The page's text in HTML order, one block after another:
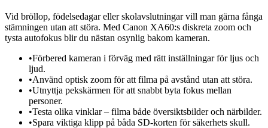
Vid bröllop, födelsedagar eller skolavslutningar vill man gärna fånga
stämningen utan att störa. Med Canon XA60:s diskreta zoom och
tysta autofokus blir du nästan osynlig bakom kameran.
•Förbered kameran i förväg med rätt inställningar för ljus och
ljud.
•Använd optisk zoom för att filma på avstånd utan att störa.
•Utnyttja pekskärmen för att snabbt byta fokus mellan
personer.
•Testa olika vinklar – filma både översiktsbilder och närbilder.
•Spara viktiga klipp på båda SD-korten för säkerhets skull.